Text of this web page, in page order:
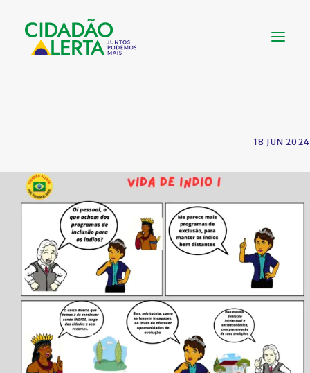
UTILIDADE
CONHEÇA
CONTATO
FAÇA UMA DOAÇÃO
PARTICIPE
18 JUN 2024